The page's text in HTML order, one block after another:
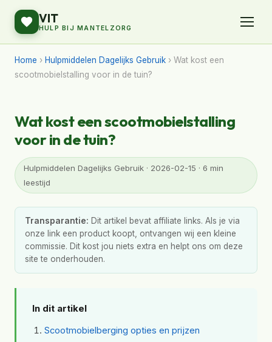
VIT
HULP BIJ MANTELZORG
Home › Hulpmiddelen Dagelijks Gebruik › Wat kost een
scootmobielstalling voor in de tuin?
Wat kost een scootmobielstalling
voor in de tuin?
Hulpmiddelen Dagelijks Gebruik · 2026-02-15 · 6 min
leestijd
Transparantie: Dit artikel bevat affiliate links. Als je via
onze link een product koopt, ontvangen wij een kleine
commissie. Dit kost jou niets extra en helpt ons om deze
site te onderhouden.
In dit artikel
Scootmobielberging opties en prijzen